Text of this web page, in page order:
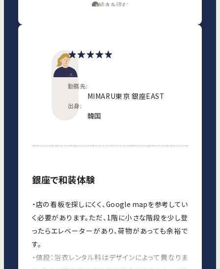
た。場所もシステム化されていて、英語の説明もたく
さんありました。最初に浴衣を選び、スタッフに着る
のを手伝ってもらい、ヘアセットをしてもらい、帯を
選んで付けて、最後に支払いをします。スムーズで、1
時間ほどで終わりました。
続きを読む
勤務先:
MIMARU東京 銀座EAST
出身:
韓国
銀座で和装体験
・店の看板を探しにくく、Google mapを参考してい
く必要があります。ただ、1階に小さな階段を少し登
ったらエレベーターがあり、荷物があっても余裕で
す。
・値段：浴衣レンタル料はデザインによって異なりま